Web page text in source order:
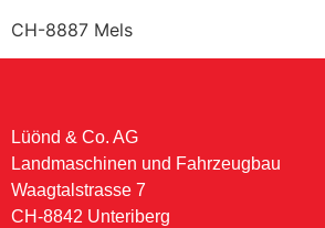
CH-8887 Mels
Lüönd & Co. AG
Landmaschinen und Fahrzeugbau
Waagtalstrasse 7
CH-8842 Unteriberg